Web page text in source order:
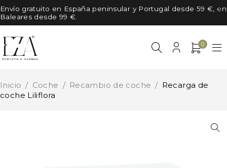
Envío gratuito en España peninsular y Portugal desde 59 €, en
Baleares desde 99 €.
0
Inicio / Coche / Recambio de coche / Recarga de
coche Liliflora